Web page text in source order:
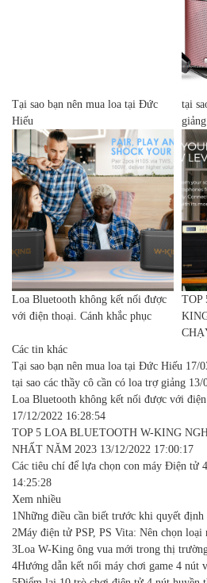
Tại sao bạn nên mua loa tại Đức
Hiếu
tại
giảng
Loa Bluetooth không kết nối được
với điện thoại. Cánh khắc phục
TOP
Các tin khác
Tại sao bạn nên mua loa tại Đức Hiếu 17/
tại sao các thầy cô cần có loa trợ giảng 13/
Loa Bluetooth không kết nối được với
17/12/2022 16:28:54
TOP 5 LOA BLUETOOTH W-KING
NHẤT NĂM 2023 13/12/2022 17:00:17
Các tiêu chí để lựa chọn con máy Điện tử
14:25:28
Xem nhiều
1Những điều cần biết trước khi quyết định
2Máy điện tử PSP, PS Vita: Nên chọn loại
3Loa W-King ông vua mới trong thị
4Hướng dẫn kết nối máy chơi game 4 nút